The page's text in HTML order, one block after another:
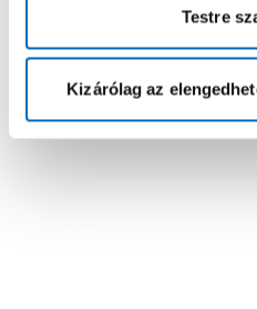
Testre
Kizárólag az